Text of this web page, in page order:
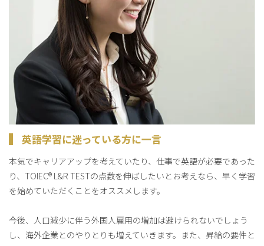
英語学習に迷っている方に一言
本気でキャリアアップを考えていたり、仕事で英語が必要であった
り、TOIEC® L&R TESTの点数を伸ばしたいとお考えなら、早く学習
を始めていただくことをオススメします。
今後、人口減少に伴う外国人雇用の増加は避けられないでしょう
し、海外企業とのやりとりも増えていきます。また、昇給の要件と